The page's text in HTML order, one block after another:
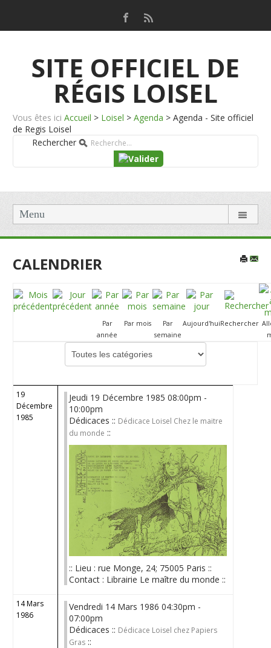
SITE OFFICIEL DE
RÉGIS LOISEL
Vous êtes ici Accueil > Loisel > Agenda > Agenda - Site officiel
de Regis Loisel
Rechercher
Menu
CALENDRIER
Par
année
Par mois
Par
semaine
Aujourd'huiRechercher
Choisissez une catégorie pour filtrer la liste
19
Décembre
1985
Jeudi 19 Décembre 1985 08:00pm -
10:00pm
Dédicaces :: Dédicace Loisel Chez le maitre
du monde ::
:: Lieu : rue Monge, 24; 75005 Paris ::
Contact : Librairie Le maître du monde ::
14 Mars
1986
Vendredi 14 Mars 1986 04:30pm -
07:00pm
Dédicaces :: Dédicace Loisel chez Papiers
Gras ::